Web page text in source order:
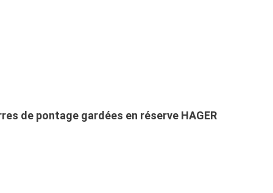
de pontage gardées en réserve HAGER